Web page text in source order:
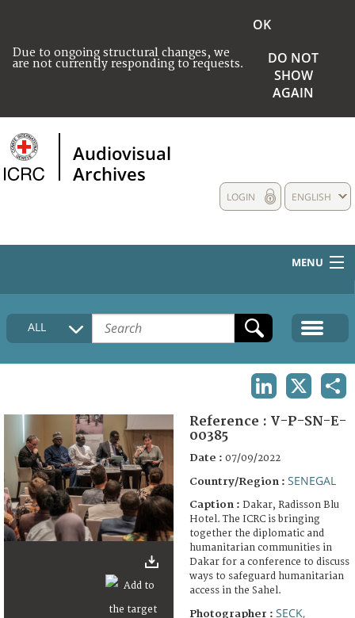
Due to ongoing structural changes, we
are not currently responding to requests.
OK
DO NOT
SHOW
AGAIN
Audiovisual
Archives
ENGLISH
LOGIN
MENU
HOME
COLLECTIONS DESCRIPTION
FAQ
ALL
Reference : V-P-SN-E-
00385
Date : 07/09/2022
Country/Region : SENEGAL
Caption : Dakar, Radisson Blu
Hotel. The ICRC is bringing
together the diplomatic and
humanitarian communities in
Dakar for a conference to discuss
ways to safeguard humanitarian
access in the Sahel.
Photographer : SECK,